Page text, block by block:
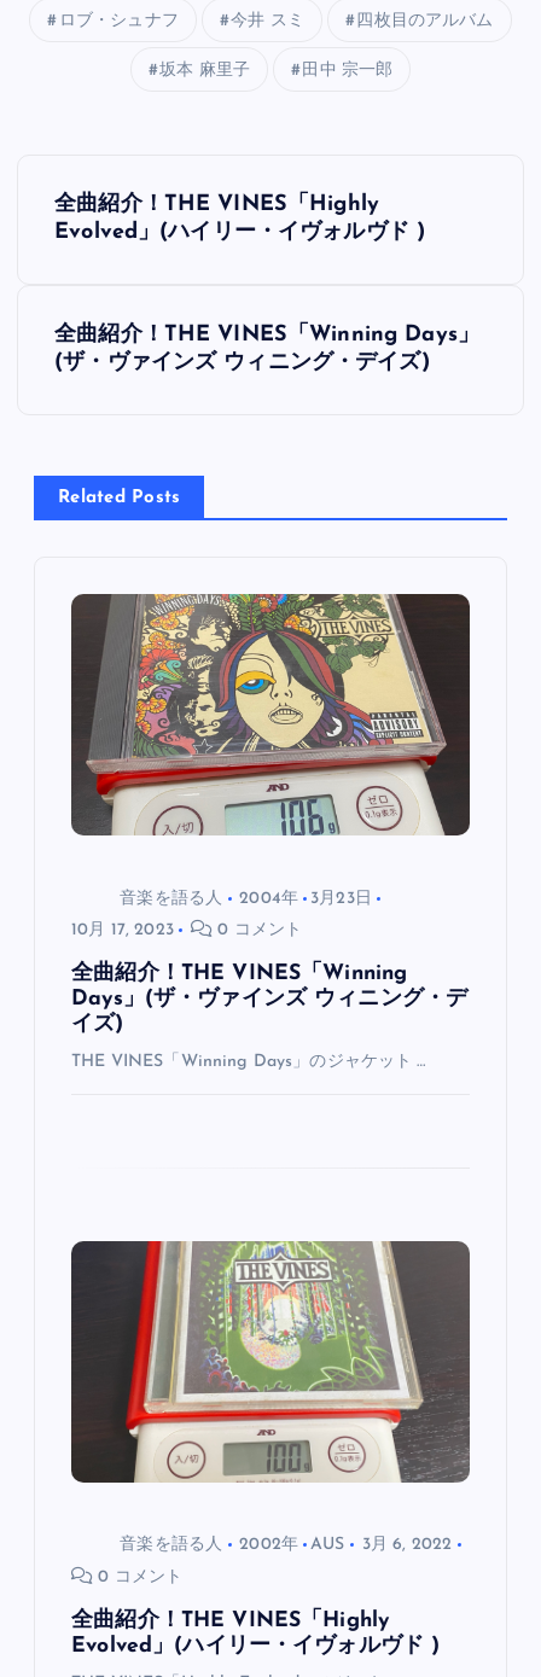
ロブ・シュナフ 今井 スミ 四枚目のアルバム
坂本 麻里子 田中 宗一郎
投
稿
ビ
ー
全曲紹介！THE VINES「Highly
Evolved」(ハイリー・イヴォルヴド )
全曲紹介！THE VINES「Winning Days」
(ザ・ヴァインズ ウィニング・デイズ)
Related Posts
音楽を語る人 2004年
3月23日
10月 17, 2023
0 コメント
全曲紹介！THE VINES「Winning
Days」(ザ・ヴァインズ ウィニング・デ
イズ)
THE VINES「Winning Days」のジャケット …
音楽を語る人 2002年 AUS
3月 6, 2022
0 コメント
全曲紹介！THE VINES「Highly
Evolved」(ハイリー・イヴォルヴド )